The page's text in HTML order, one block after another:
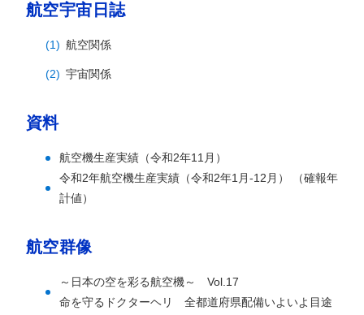
航空宇宙日誌
航空関係
宇宙関係
資料
航空機生産実績（令和2年11月）
令和2年航空機生産実績（令和2年1月-12月） （確報年
計値）
航空群像
～日本の空を彩る航空機～ Vol.17
命を守るドクターヘリ 全都道府県配備いよいよ目途